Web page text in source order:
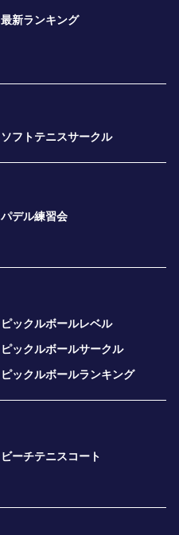
最新ランキング
ソフトテニスサークル
パデル練習会
ピックルボールレベル
ピックルボールサークル
ピックルボールランキング
ビーチテニスコート